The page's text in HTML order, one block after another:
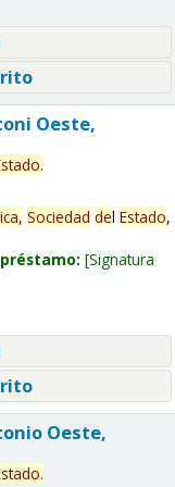
Oeste,
.
Sociedad del Estado,
Signatura
Oeste,
.